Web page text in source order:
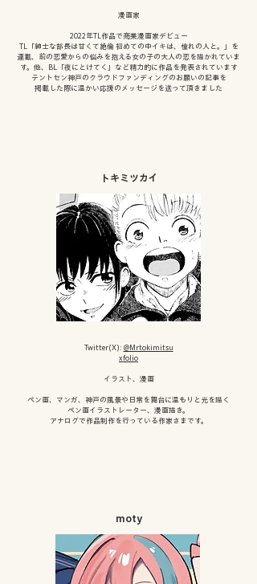
漫画家
​​2022年TL作品で商業漫画家デビュー
TL「紳士な部長は甘くて絶倫 初めての中イキは、憧れの人と。」を
連載、前の恋愛からの悩みを抱える女の子の大人の恋を描かれていま
す。​他、BL「夜にとけてく」など精力的に作品を発表されています
テントセン神戸のクラウドファンディングのお願いの記事を
掲載した際に温かい応援のメッセージを送って頂きました
トキミツカイ
Twitter(X): @Mrtokimitsu
xfolio
イラスト、漫画
ペン画、マンガ、神戸の風景や日常を舞台に温もりと光を描く
ペン画イラストレーター、漫画描き。
アナログで作品制作を行っている作家さまです。
moty